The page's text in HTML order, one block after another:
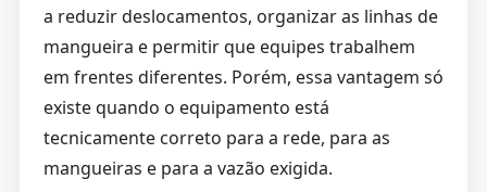
a reduzir deslocamentos, organizar as linhas de
mangueira e permitir que equipes trabalhem
em frentes diferentes. Porém, essa vantagem só
existe quando o equipamento está
tecnicamente correto para a rede, para as
mangueiras e para a vazão exigida.